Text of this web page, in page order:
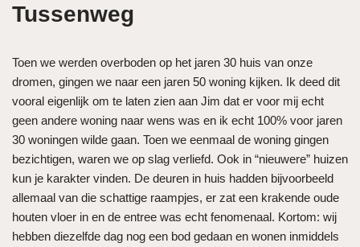
Tussenweg
Toen we werden overboden op het jaren 30 huis van onze
dromen, gingen we naar een jaren 50 woning kijken. Ik deed dit
vooral eigenlijk om te laten zien aan Jim dat er voor mij echt
geen andere woning naar wens was en ik echt 100% voor jaren
30 woningen wilde gaan. Toen we eenmaal de woning gingen
bezichtigen, waren we op slag verliefd. Ook in “nieuwere” huizen
kun je karakter vinden. De deuren in huis hadden bijvoorbeeld
allemaal van die schattige raampjes, er zat een krakende oude
houten vloer in en de entree was echt fenomenaal. Kortom: wij
hebben diezelfde dag nog een bod gedaan en wonen inmiddels